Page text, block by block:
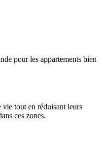
pour les appartements bien
vie tout en réduisant leurs
ces zones.